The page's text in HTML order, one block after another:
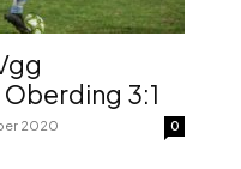
3:1
2020 0